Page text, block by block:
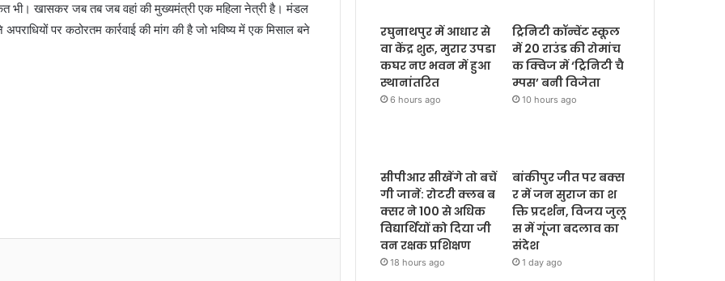
भी। खासकर जब तब जब वहां की मुख्यमंत्री एक महिला नेत्री है। मंडल
पर कठोरतम कार्रवाई की मांग की है जो भविष्य में एक मिसाल बने
रघुनाथपुर में आधार से
वा केंद्र शुरू, मुरार उपडा
कघर नए भवन में हुआ
स्थानांतरित
6 hours ago
ट्रिनिटी कॉन्वेंट स्कूल
में 20 राउंड की रोमांच
क क्विज में ‘ट्रिनिटी चै
म्पस’ बनी विजेता
10 hours ago
सीपीआर सीखेंगे तो बचें
गी जानें: रोटरी क्लब ब
क्सर ने 100 से अधिक
विद्यार्थियों को दिया जी
वन रक्षक प्रशिक्षण
18 hours ago
बांकीपुर जीत पर बक्स
र में जन सुराज का श
क्ति प्रदर्शन, विजय जुलू
स में गूंजा बदलाव का
संदेश
1 day ago